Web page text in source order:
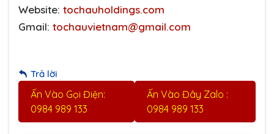
Website: tochauholdings.com
Gmail: tochauvietnam@gmail.com
Trả lời
Ấn Vào Gọi Điện:
0984 989 133
Ấn Vào Đây Zalo :
0984 989 133